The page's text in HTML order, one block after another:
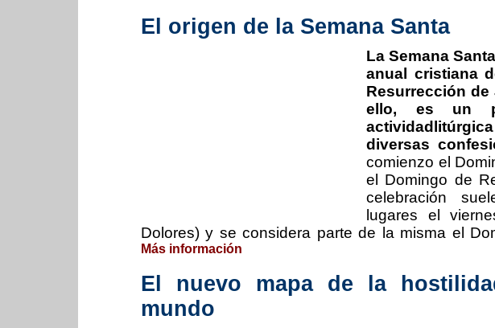
El origen de la Semana Santa
La Semana
anual cristiana
Resurrección de
ello, es un
diversas
comienzo el
el Domingo de
celebración
lugares el
Dolores) y se considera parte de la misma el
Más información
El nuevo mapa de la
mundo